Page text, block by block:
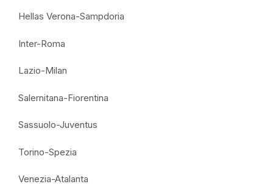
Hellas Verona-Sampdoria
Inter-Roma
Lazio-Milan
Salernitana-Fiorentina
Sassuolo-Juventus
Torino-Spezia
Venezia-Atalanta